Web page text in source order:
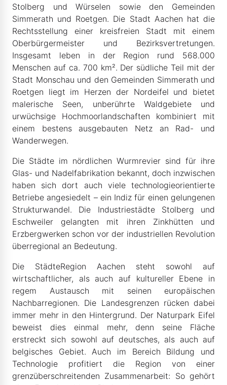
Stolberg und Würselen sowie den Gemeinden
Simmerath und Roetgen. Die Stadt Aachen hat die
Rechtsstellung einer kreisfreien Stadt mit einem
Oberbürgermeister und Bezirksvertretungen.
Insgesamt leben in der Region rund 568.000
Menschen auf ca. 700 km². Der südliche Teil mit der
Stadt Monschau und den Gemeinden Simmerath und
Roetgen liegt im Herzen der Nordeifel und bietet
malerische Seen, unberührte Waldgebiete und
urwüchsige Hochmoorlandschaften kombiniert mit
einem bestens ausgebauten Netz an Rad- und
Wanderwegen.
Die Städte im nördlichen Wurmrevier sind für ihre
Glas- und Nadelfabrikation bekannt, doch inzwischen
haben sich dort auch viele technologieorientierte
Betriebe angesiedelt – ein Indiz für einen gelungenen
Strukturwandel. Die Industriestädte Stolberg und
Eschweiler gelangten mit ihren Zinkhütten und
Erzbergwerken schon vor der industriellen Revolution
überregional an Bedeutung.
Die StädteRegion Aachen steht sowohl auf
wirtschaftlicher, als auch auf kultureller Ebene in
regem Austausch mit seinen europäischen
Nachbarregionen. Die Landesgrenzen rücken dabei
immer mehr in den Hintergrund. Der Naturpark Eifel
beweist dies einmal mehr, denn seine Fläche
erstreckt sich sowohl auf deutsches, als auch auf
belgisches Gebiet. Auch im Bereich Bildung und
Technologie profitiert die Region von einer
grenzüberschreitenden Zusammenarbeit: So gehört